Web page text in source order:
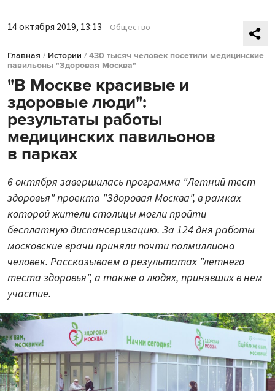
14 октября 2019, 13:13 Общество
Главная / Истории /430 тысяч человек посетили медицинские
павильоны "Здоровая Москва"
"В Москве красивые и
здоровые люди":
результаты работы
медицинских павильонов
в парках
6 октября завершилась программа "Летний тест
здоровья" проекта "Здоровая Москва", в рамках
которой жители столицы могли пройти
бесплатную диспансеризацию. За 124 дня работы
московские врачи приняли почти полмиллиона
человек. Рассказываем о результатах "летнего
теста здоровья", а также о людях, принявших в нем
участие.